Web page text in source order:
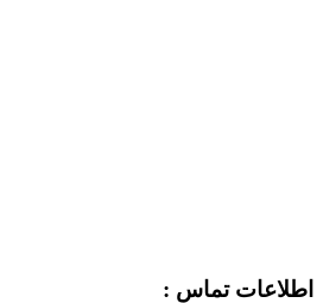
اطلاعات تماس :